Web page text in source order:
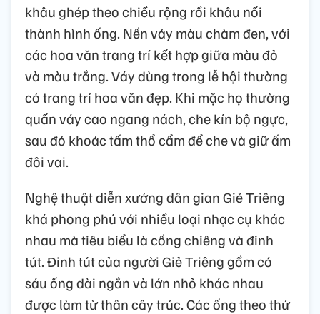
khâu ghép theo chiều rộng rồi khâu nối
thành hình ống. Nền váy màu chàm đen, với
các hoa văn trang trí kết hợp giữa màu đỏ
và màu trắng. Váy dùng trong lễ hội thường
có trang trí hoa văn đẹp. Khi mặc họ thường
quấn váy cao ngang nách, che kín bộ ngực,
sau đó khoác tấm thổ cẩm để che và giữ ấm
đôi vai.
Nghệ thuật diễn xướng dân gian Giẻ Triêng
khá phong phú với nhiều loại nhạc cụ khác
nhau mà tiêu biểu là cồng chiêng và đinh
tút. Đinh tút của người Giẻ Triêng gồm có
sáu ống dài ngắn và lớn nhỏ khác nhau
được làm từ thân cây trúc. Các ống theo thứ